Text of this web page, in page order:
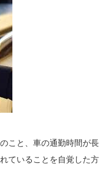
こと、車の通勤時間が長
ていることを自覚した方